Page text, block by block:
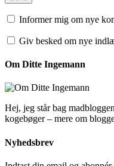
Informer mig om nye
Giv besked om nye
Om Ditte Ingemann
Hej, jeg står bag
kogebøger – mere om
Nyhedsbrev